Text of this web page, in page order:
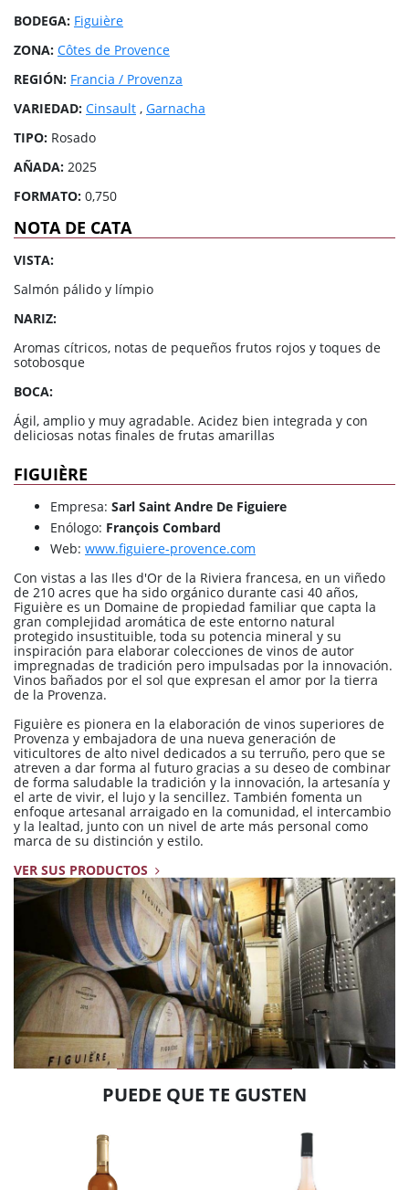
BODEGA: Figuière
ZONA: Côtes de Provence
REGIÓN: Francia / Provenza
VARIEDAD: Cinsault , Garnacha
TIPO: Rosado
AÑADA: 2025
FORMATO: 0,750
NOTA DE CATA
VISTA:
Salmón pálido y límpio
NARIZ:
Aromas cítricos, notas de pequeños frutos rojos y toques de
sotobosque
BOCA:
Ágil, amplio y muy agradable. Acidez bien integrada y con
deliciosas notas finales de frutas amarillas
FIGUIÈRE
Empresa: Sarl Saint Andre De Figuiere
Enólogo: François Combard
Web: www.figuiere-provence.com
Con vistas a las Iles d'Or de la Riviera francesa, en un viñedo
de 210 acres que ha sido orgánico durante casi 40 años,
Figuière es un Domaine de propiedad familiar que capta la
gran complejidad aromática de este entorno natural
protegido insustituible, toda su potencia mineral y su
inspiración para elaborar colecciones de vinos de autor
impregnadas de tradición pero impulsadas por la innovación.
Vinos bañados por el sol que expresan el amor por la tierra
de la Provenza.
Figuière es pionera en la elaboración de vinos superiores de
Provenza y embajadora de una nueva generación de
viticultores de alto nivel dedicados a su terruño, pero que se
atreven a dar forma al futuro gracias a su deseo de combinar
de forma saludable la tradición y la innovación, la artesanía y
el arte de vivir, el lujo y la sencillez. También fomenta un
enfoque artesanal arraigado en la comunidad, el intercambio
y la lealtad, junto con un nivel de arte más personal como
marca de su distinción y estilo.
VER SUS PRODUCTOS
PUEDE QUE TE GUSTEN